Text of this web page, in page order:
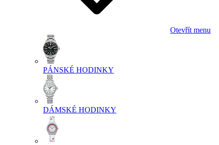
Otevřít menu
PÁNSKÉ HODINKY
DÁMSKÉ HODINKY